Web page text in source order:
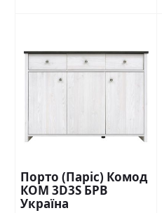
Порто (Паріс) Комод
КОМ 3D3S БРВ
Україна